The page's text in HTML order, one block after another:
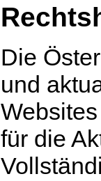
Die
und
für die